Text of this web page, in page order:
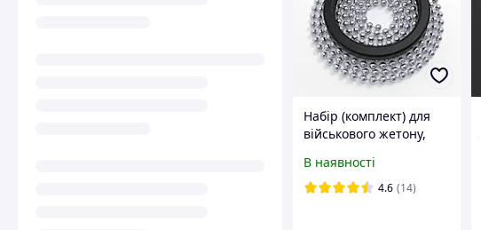
Набір (комплект) для
військового жетону,
ланцюжок 60 см*3 мм
В наявності
4.6 (14)